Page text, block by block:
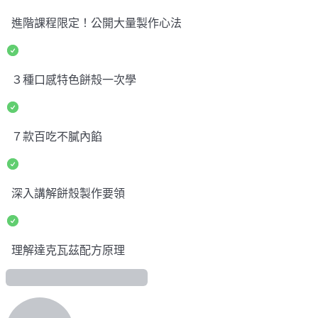
進階課程限定！公開大量製作心法
３種口感特色餅殼一次學
７款百吃不膩內餡
深入講解餅殼製作要領
理解達克瓦茲配方原理